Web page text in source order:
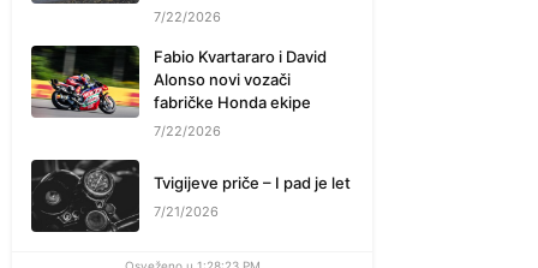
7/22/2026
Fabio Kvartararo i David
Alonso novi vozači
fabričke Honda ekipe
7/22/2026
Tvigijeve priče – I pad je let
7/21/2026